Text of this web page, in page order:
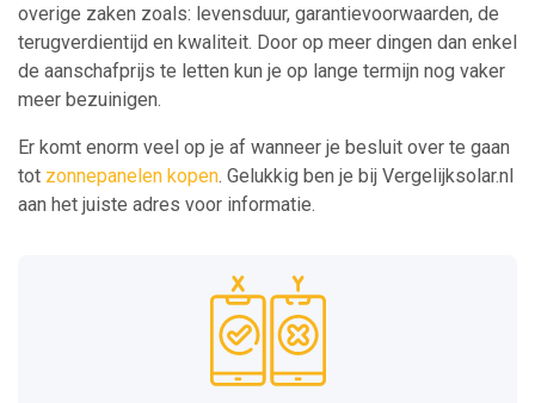
overige zaken zoals: levensduur, garantievoorwaarden, de
terugverdientijd en kwaliteit. Door op meer dingen dan enkel
de aanschafprijs te letten kun je op lange termijn nog vaker
meer bezuinigen.
Er komt enorm veel op je af wanneer je besluit over te gaan
tot zonnepanelen kopen. Gelukkig ben je bij Vergelijksolar.nl
aan het juiste adres voor informatie.